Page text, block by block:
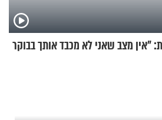
"אין מצב שאני לא מכבד אותך בבוקר